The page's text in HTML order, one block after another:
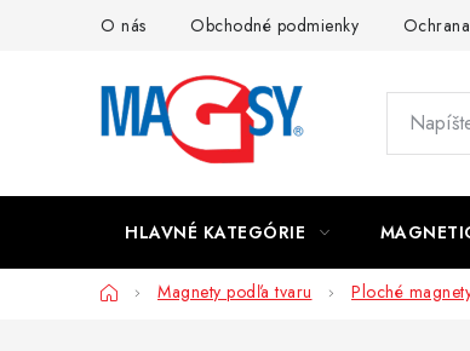
O nás Obchodné podmienky
HLAVNÉ KATEGÓRIE
DomovMagnety podľa tvaru Ploché